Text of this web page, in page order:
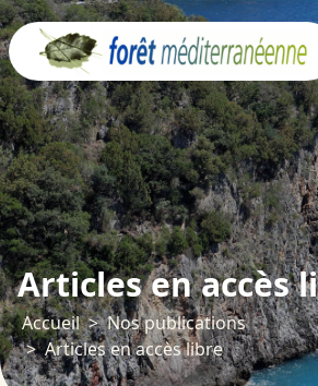
Articles en accès
Accueil
Nos publications
Articles en accès libre
Panneau de gestion des cookies